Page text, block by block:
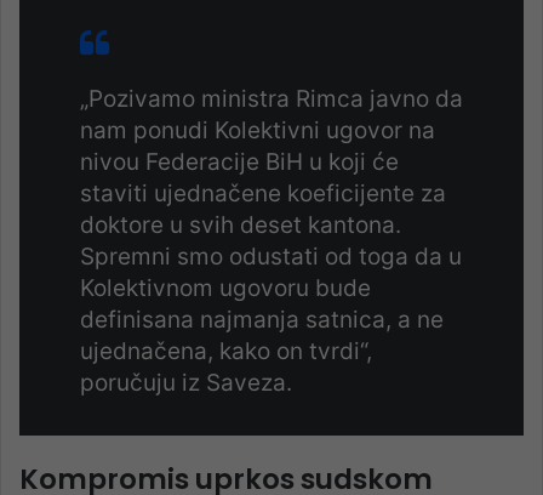
„Pozivamo ministra Rimca javno da
nam ponudi Kolektivni ugovor na
nivou Federacije BiH u koji će
staviti ujednačene koeficijente za
doktore u svih deset kantona.
Spremni smo odustati od toga da u
Kolektivnom ugovoru bude
definisana najmanja satnica, a ne
ujednačena, kako on tvrdi“,
poručuju iz Saveza.
Kompromis uprkos sudskom